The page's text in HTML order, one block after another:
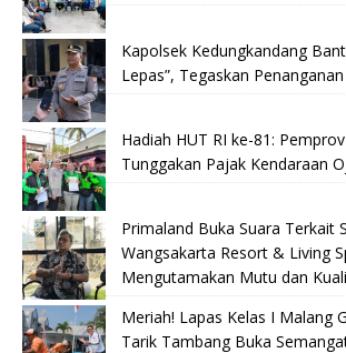
Kapolsek Kedungkandang
Lepas”, Tegaskan
Hadiah HUT RI ke-81:
Tunggakan Pajak Kendaraan
Primaland Buka Suara Terkait
Wangsakarta Resort & Living
Mengutamakan Mutu dan
Meriah! Lapas Kelas I Malang
Tarik Tambang Buka